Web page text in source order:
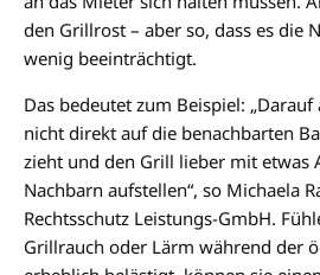
den Grillrost – aber so, dass es die
wenig beeinträchtigt.
Das bedeutet zum Beispiel: „Darauf
nicht direkt auf die benachbarten
zieht und den Grill lieber mit etwas
Nachbarn aufstellen“, so Michaela
Rechtsschutz Leistungs-GmbH.
Grillrauch oder Lärm während der